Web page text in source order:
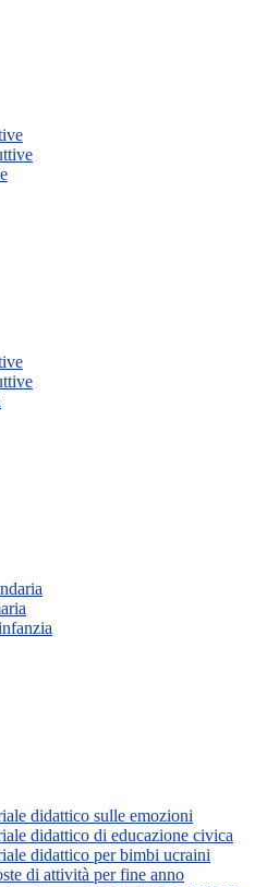
didattico sulle emozioni
didattico di educazione civica
didattico per bimbi ucraini
di attività per fine anno